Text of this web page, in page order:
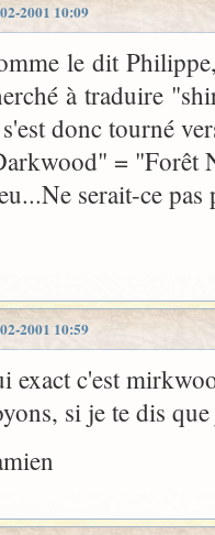
2001 10:09
le dit
à traduire
donc tourné
= "Forêt
serait-ce
2001 10:59
exact c'est
si je te dis